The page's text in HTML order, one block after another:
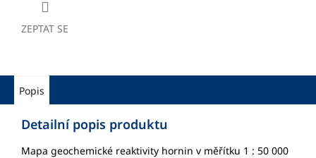
ZEPTAT SE
Popis
Detailní popis produktu
Mapa geochemické reaktivity hornin v měřítku 1 : 50 000